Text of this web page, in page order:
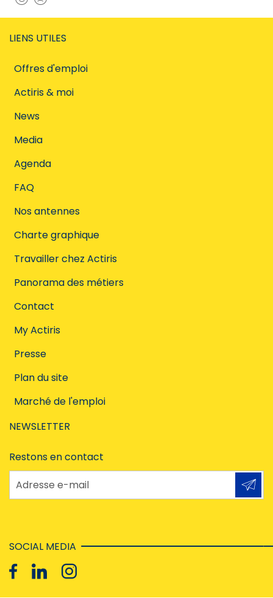
LIENS UTILES
Offres d'emploi
Actiris & moi
News
Media
Agenda
FAQ
Nos antennes
Charte graphique
Travailler chez Actiris
Panorama des métiers
Contact
My Actiris
Presse
Plan du site
Marché de l'emploi
NEWSLETTER
Restons en contact
Adresse e-mail
SOCIAL MEDIA